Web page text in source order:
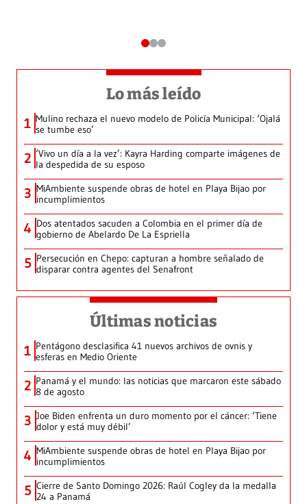
Lo más leído
1 Mulino rechaza el nuevo modelo de Policía Municipal: ‘Ojalá
se tumbe eso’
2 ‘Vivo un día a la vez’: Kayra Harding comparte imágenes de
la despedida de su esposo
3 MiAmbiente suspende obras de hotel en Playa Bijao por
incumplimientos
4 Dos atentados sacuden a Colombia en el primer día de
gobierno de Abelardo De La Espriella
5 Persecución en Chepo: capturan a hombre señalado de
disparar contra agentes del Senafront
Últimas noticias
1 Pentágono desclasifica 41 nuevos archivos de ovnis y
esferas en Medio Oriente
2 Panamá y el mundo: las noticias que marcaron este sábado
8 de agosto
3 Joe Biden enfrenta un duro momento por el cáncer: ‘Tiene
dolor y está muy débil’
4 MiAmbiente suspende obras de hotel en Playa Bijao por
incumplimientos
5 Cierre de Santo Domingo 2026: Raúl Cogley da la medalla
24 a Panamá